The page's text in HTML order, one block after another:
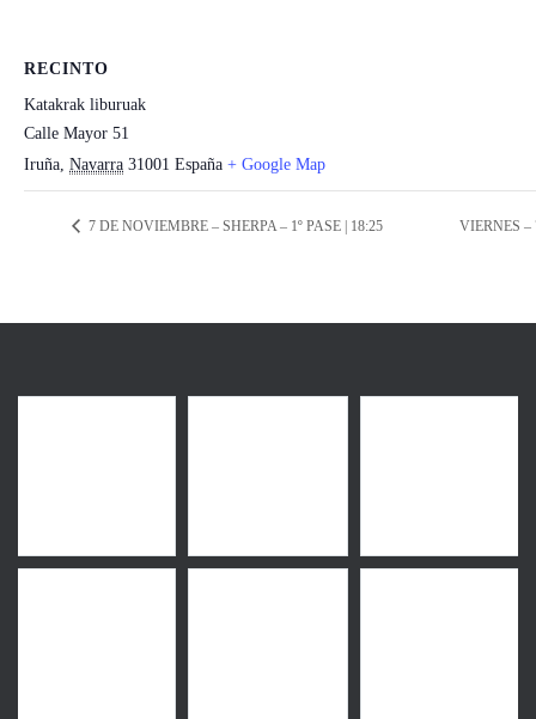
RECINTO
Katakrak liburuak
Calle Mayor 51
Iruña, Navarra 31001 España + Google Map
7 DE NOVIEMBRE – SHERPA – 1º PASE | 18:25 VIERNES –